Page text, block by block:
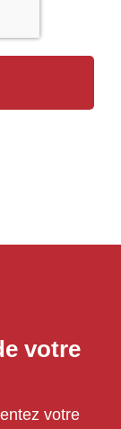
votre
votre